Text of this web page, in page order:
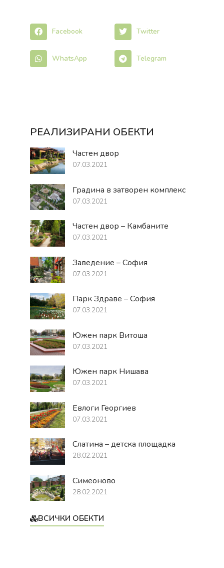
Facebook Twitter
WhatsApp Telegram
РЕАЛИЗИРАНИ ОБЕКТИ
Частен двор
07.03.2021
Градина в затворен комплекс
07.03.2021
Частен двор – Камбаните
07.03.2021
Заведение – София
07.03.2021
Парк Здраве – София
07.03.2021
Южен парк Витоша
07.03.2021
Южен парк Нишава
07.03.2021
Евлоги Георгиев
07.03.2021
Слатина – детска площадка
28.02.2021
Симеоново
28.02.2021
ВСИЧКИ ОБЕКТИ